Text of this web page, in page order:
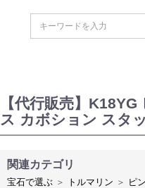
【代行販売】
ス カボション スタ
関連カテゴリ
宝石で選ぶ ＞ トルマリン ＞ ピ